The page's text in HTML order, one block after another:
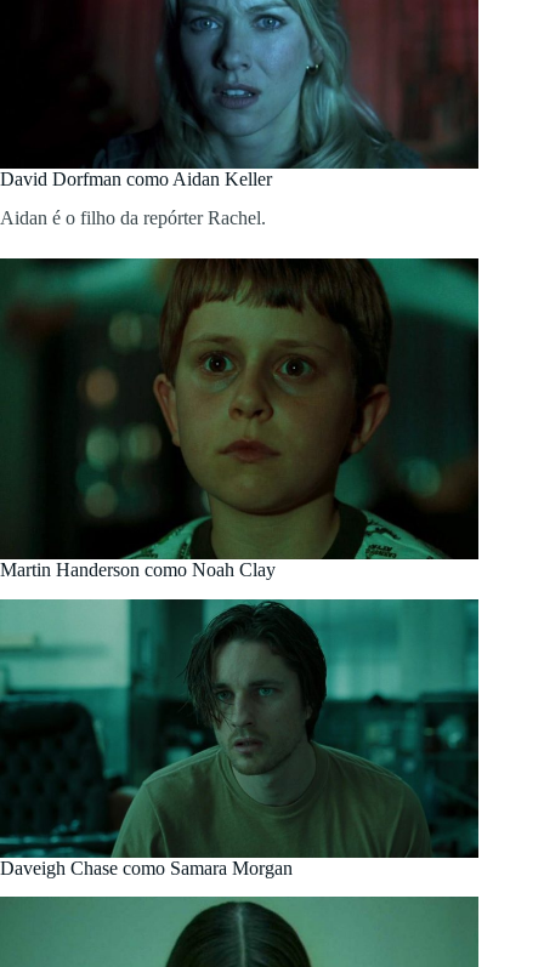
David Dorfman como Aidan Keller
Aidan é o filho da repórter Rachel.
Martin Handerson como Noah Clay
Daveigh Chase como Samara Morgan